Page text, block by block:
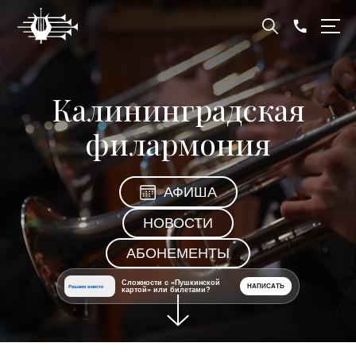
Калининградская
филармония
АФИША
НОВОСТИ
АБОНЕМЕНТЫ
Решаем вместе
Сложности с «Пушкинской
картой» или билетами?
НАПИСАТЬ